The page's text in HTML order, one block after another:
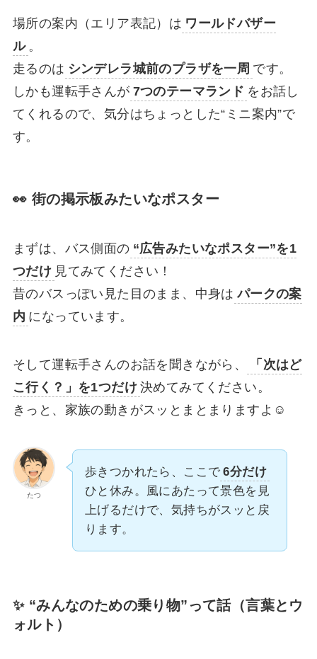
場所の案内（エリア表記）は ワールドバザー
ル 。
走るのは シンデレラ城前のプラザを一周 です。
しかも運転手さんが 7つのテーマランド をお話し
てくれるので、気分はちょっとした“ミニ案内”で
す。
👀 街の掲示板みたいなポスター
まずは、バス側面の “広告みたいなポスター”を1
つだけ 見てみてください！
昔のバスっぽい見た目のまま、中身は パークの案
内 になっています。
そして運転手さんのお話を聞きながら、
「次はど
こ行く？」を1つだけ 決めてみてください。
きっと、家族の動きがスッとまとまりますよ☺️
たつ
歩きつかれたら、ここで 6分だけ
ひと休み。風にあたって景色を見
上げるだけで、気持ちがスッと戻
ります。
✨ “みんなのための乗り物”って話（言葉とウ
ォルト）